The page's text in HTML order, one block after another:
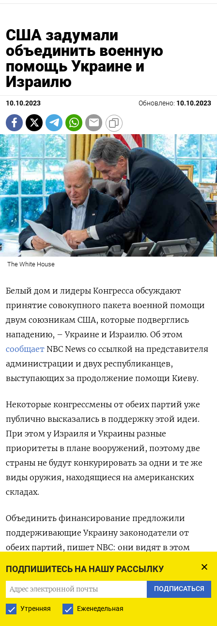
ПОДПИШИТЕСЬ НА НАШУ РАССЫЛКУ
ПОДПИСАТЬСЯ
Утренняя Еженедельная
CША задумали
объединить военную
помощь Украине и
Израилю
10.10.2023 Обновлено: 10.10.2023
The White House
Белый дом и лидеры Конгресса обсуждают
принятие совокупного пакета военной помощи
двум союзникам США, которые подверглись
нападению, – Украине и Израилю. Об этом
сообщает NBC News со ссылкой на представителя
администрации и двух республиканцев,
выступающих за продолжение помощи Киеву.
Некоторые конгрессмены от обеих партий уже
публично высказались в поддержку этой идеи.
При этом у Израиля и Украины разные
приоритеты в плане вооружений, поэтому две
страны не будут конкурировать за одни и те же
виды оружия, находящиеся на американских
складах.
Объединить финансирование предложили
поддерживающие Украину законодатели от
обеих партий, пишет NBC: они видят в этом
возможность преодолеть сопротивление группы
консервативных республиканцев в Палате
представителей, из-за которых $6 млрд помощи
Украине не были включены в недавно принятый